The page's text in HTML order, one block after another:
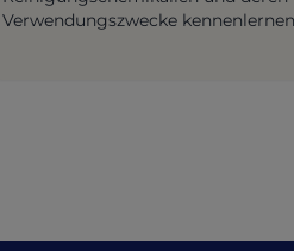
Verwendungszwecke